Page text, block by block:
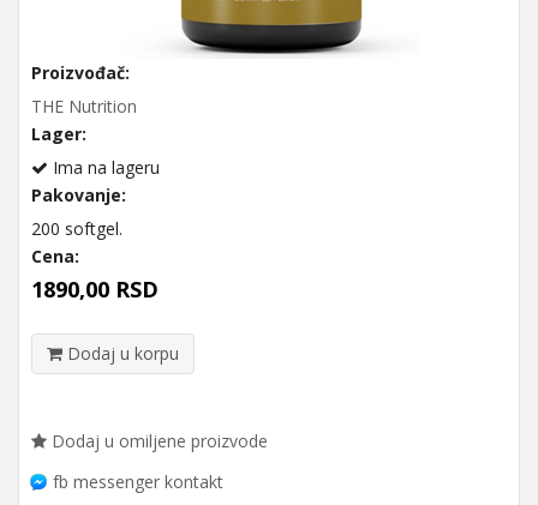
Proizvođač:
THE Nutrition
Lager:
Ima na lageru
Pakovanje:
200 softgel.
Cena:
1890,00 RSD
Dodaj u korpu
Dodaj u omiljene proizvode
fb messenger kontakt